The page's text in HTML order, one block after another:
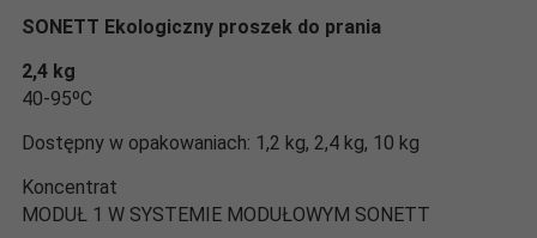
SONETT Ekologiczny proszek do prania
2,4 kg
40-95ºC
Dostępny w opakowaniach: 1,2 kg, 2,4 kg, 10 kg
Koncentrat
MODUŁ 1 W SYSTEMIE MODUŁOWYM SONETT